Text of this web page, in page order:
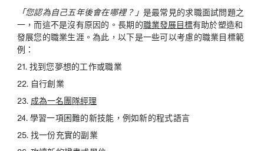
「您認為自己五年後會在哪裡？」 是最常見的求職面試問題之
一，而這不是沒有原因的。長期的職業發展目標有助於塑造和
發展您的職業生涯。為此，以下是一些可以考慮的職業目標範
例：
21. 找到您夢想的工作或職業
22. 自行創業
23. 成為一名團隊經理
24. 學習一項困難的新技能，例如新的程式語言
25. 找一份充實的副業